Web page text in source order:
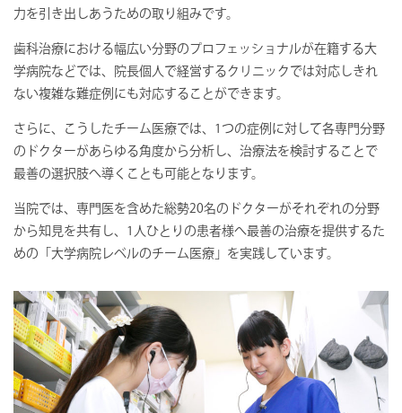
力を引き出しあうための取り組みです。
歯科治療における幅広い分野のプロフェッショナルが在籍する大
学病院などでは、院長個人で経営するクリニックでは対応しきれ
ない複雑な難症例にも対応することができます。
さらに、こうしたチーム医療では、1つの症例に対して各専門分野
のドクターがあらゆる角度から分析し、治療法を検討することで
最善の選択肢へ導くことも可能となります。
当院では、専門医を含めた総勢20名のドクターがそれぞれの分野
から知見を共有し、1人ひとりの患者様へ最善の治療を提供するた
めの「大学病院レベルのチーム医療」を実践しています。